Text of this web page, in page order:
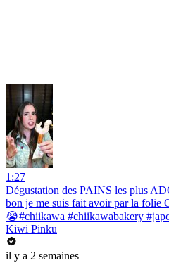
1:27
Dégustation des PAINS les plus
bon je me suis fait avoir par la folie
😭#chiikawa #chiikawabakery
Kiwi Pinku
il y a 2 semaines